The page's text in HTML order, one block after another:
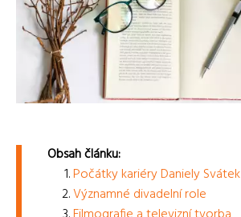
Obsah článku:
Počátky kariéry Daniely Svátek
Významné divadelní role